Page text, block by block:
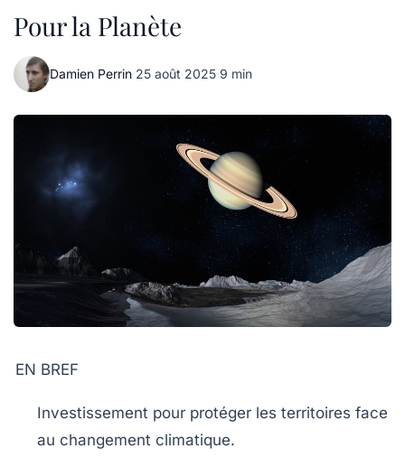
Pour la Planète
Damien Perrin·25 août 2025·9 min
EN BREF
Investissement pour protéger les territoires face
au changement climatique.